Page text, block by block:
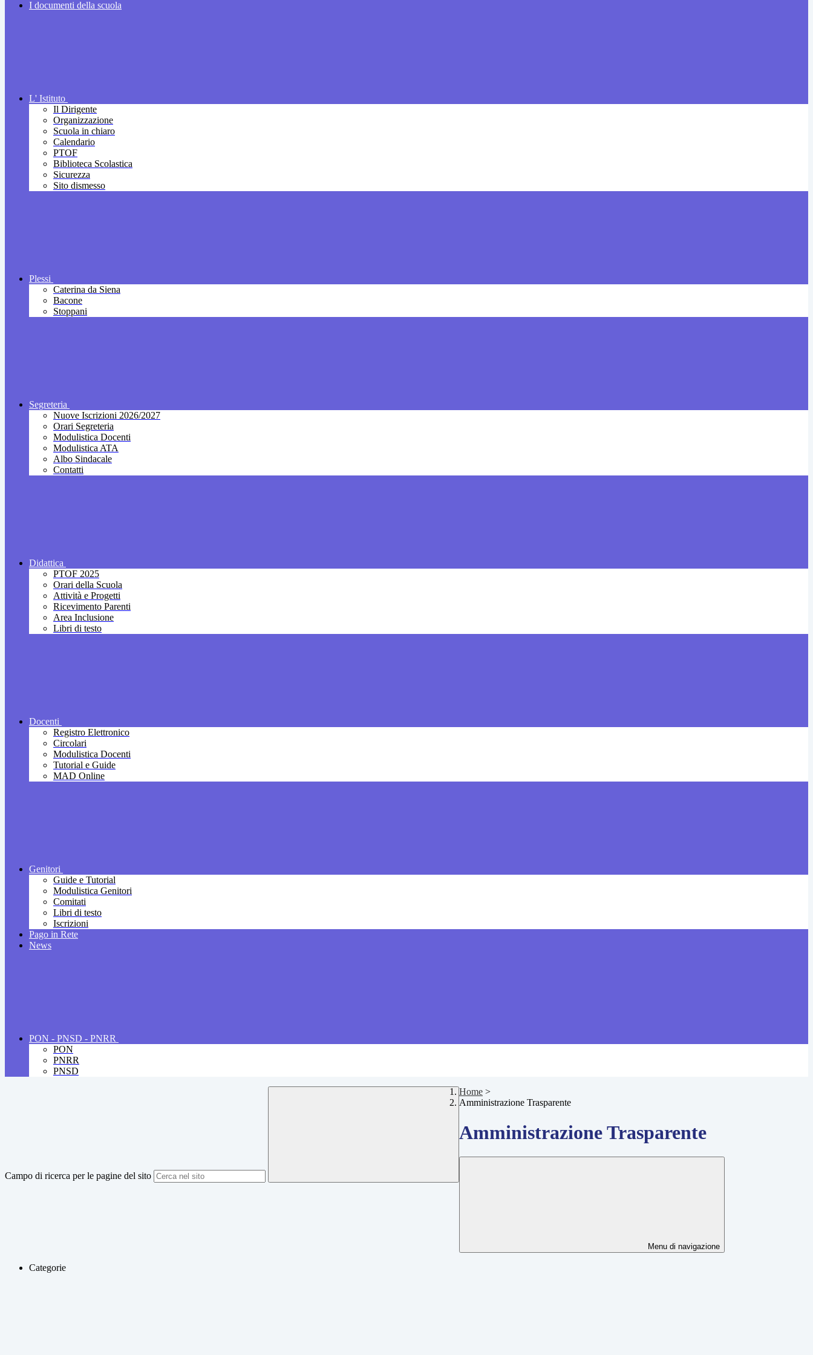
I documenti della scuola
L' Istituto
Il Dirigente
Organizzazione
Scuola in chiaro
Calendario
PTOF
Biblioteca Scolastica
Sicurezza
Sito dismesso
Plessi
Caterina da Siena
Bacone
Stoppani
Segreteria
Nuove Iscrizioni 2026/2027
Orari Segreteria
Modulistica Docenti
Modulistica ATA
Albo Sindacale
Contatti
Didattica
PTOF 2025
Orari della Scuola
Attività e Progetti
Ricevimento Parenti
Area Inclusione
Libri di testo
Docenti
Registro Elettronico
Circolari
Modulistica Docenti
Tutorial e Guide
MAD Online
Genitori
Guide e Tutorial
Modulistica Genitori
Comitati
Libri di testo
Iscrizioni
Pago in Rete
News
PON - PNSD - PNRR
PON
PNRR
PNSD
Campo di ricerca per le pagine del sito
Home >
Amministrazione Trasparente
Amministrazione Trasparente
Menu di navigazione
Categorie